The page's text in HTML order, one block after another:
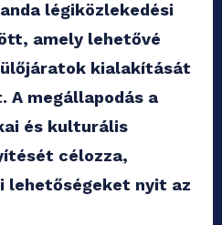
légiközlekedési
amely lehetővé
kialakítását
A megállapodás a
és kulturális
célozza,
lehetőségeket nyit az